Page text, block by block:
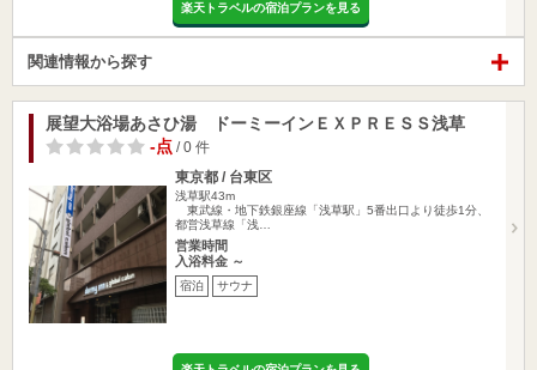
楽天トラベルの宿泊プランを見る
関連情報から探す
展望大浴場あさひ湯 ドーミーインＥＸＰＲＥＳＳ浅草
-点 / 0 件
東京都 / 台東区
浅草駅43m
東武線・地下鉄銀座線「浅草駅」5番出口より徒歩1分、
都営浅草線「浅…
営業時間
入浴料金 ～
宿泊 サウナ